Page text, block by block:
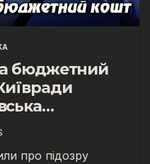
бюджетний
з
про підозру